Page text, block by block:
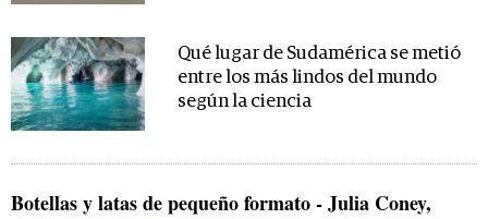
Qué lugar de Sudamérica se metió
entre los más lindos del mundo
según la ciencia
Botellas y latas de pequeño formato - Julia Coney,